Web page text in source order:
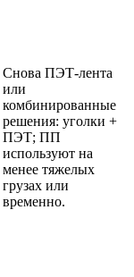
Снова ПЭТ-лента
или
комбинированные
решения: уголки +
ПЭТ; ПП
используют на
менее тяжелых
грузах или
временно.